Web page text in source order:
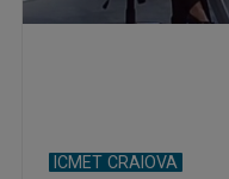
ICMET CRAIOVA